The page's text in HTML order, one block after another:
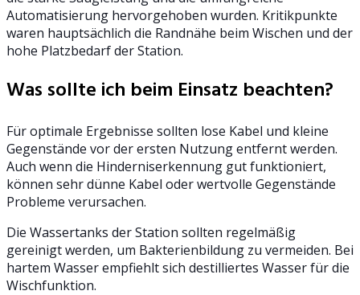
Automatisierung hervorgehoben wurden. Kritikpunkte
waren hauptsächlich die Randnähe beim Wischen und der
hohe Platzbedarf der Station.
Was sollte ich beim Einsatz beachten?
Für optimale Ergebnisse sollten lose Kabel und kleine
Gegenstände vor der ersten Nutzung entfernt werden.
Auch wenn die Hinderniserkennung gut funktioniert,
können sehr dünne Kabel oder wertvolle Gegenstände
Probleme verursachen.
Die Wassertanks der Station sollten regelmäßig
gereinigt werden, um Bakterienbildung zu vermeiden. Bei
hartem Wasser empfiehlt sich destilliertes Wasser für die
Wischfunktion.